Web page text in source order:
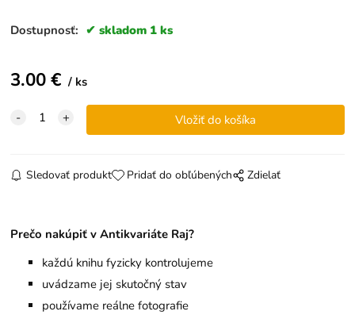
Dostupnosť: skladom 1 ks
3.00€ ks
Sledovať produkt Pridať do obľúbených Zdielať
Prečo nakúpiť v Antikvariáte Raj?
každú knihu fyzicky kontrolujeme
uvádzame jej skutočný stav
používame reálne fotografie